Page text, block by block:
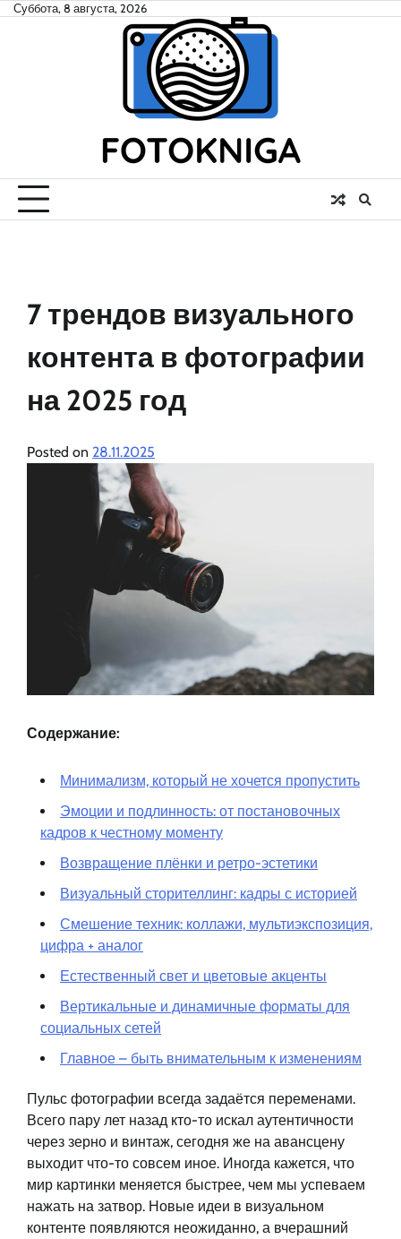
SkipСуббота, 8 августа, 2026
7 трендов визуального
контента в фотографии
на 2025 год
Posted on 28.11.2025
Содержание:
Минимализм, который не хочется пропустить
Эмоции и подлинность: от постановочных
кадров к честному моменту
Возвращение плёнки и ретро-эстетики
Визуальный сторителлинг: кадры с историей
Смешение техник: коллажи, мультиэкспозиция,
цифра + аналог
Естественный свет и цветовые акценты
Вертикальные и динамичные форматы для
социальных сетей
Главное – быть внимательным к изменениям
Пульс фотографии всегда задаётся переменами.
Всего пару лет назад кто-то искал аутентичности
через зерно и винтаж, сегодня же на авансцену
выходит что-то совсем иное. Иногда кажется, что
мир картинки меняется быстрее, чем мы успеваем
нажать на затвор. Новые идеи в визуальном
контенте появляются неожиданно, а вчерашний